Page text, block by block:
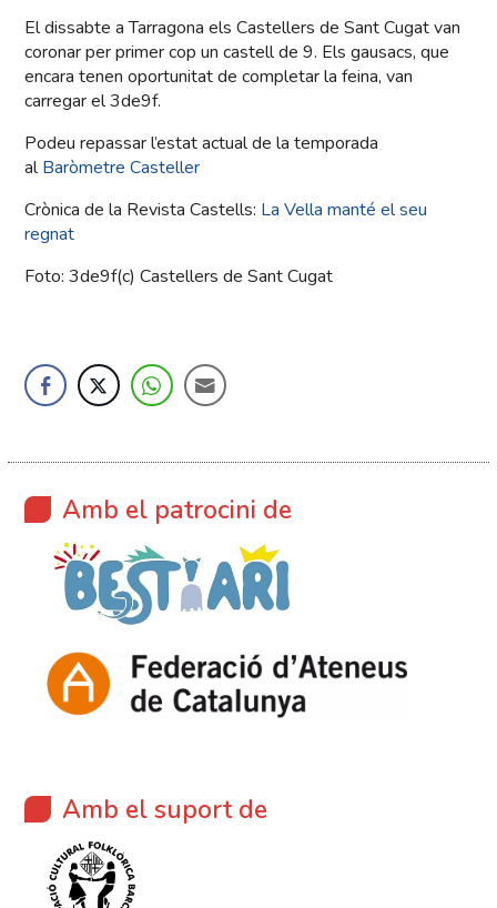
El dissabte a Tarragona els Castellers de Sant Cugat van
coronar per primer cop un castell de 9. Els gausacs, que
encara tenen oportunitat de completar la feina, van
carregar el 3de9f.
Podeu repassar l’estat actual de la temporada
alBaròmetre Casteller
Crònica de la Revista Castells: La Vella manté el seu
regnat
Foto: 3de9f(c) Castellers de Sant Cugat
Amb el patrocini de
Amb el suport de